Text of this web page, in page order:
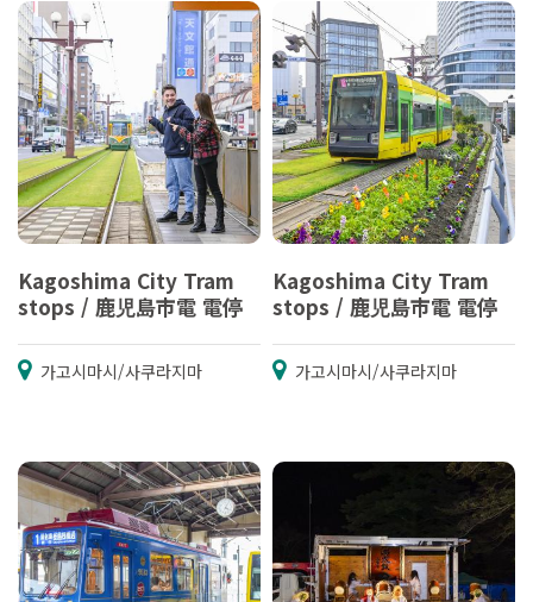
Kagoshima City Tram
stops / 鹿児島市電 電停
가고시마시/사쿠라지마
Kagoshima City Tram
stops / 鹿児島市電 電停
가고시마시/사쿠라지마